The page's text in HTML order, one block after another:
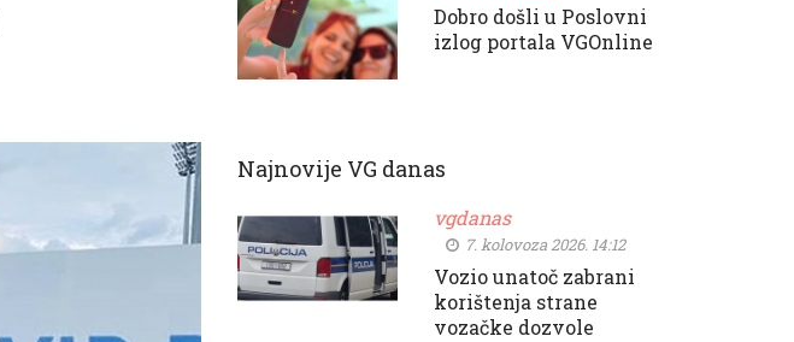
Dobro došli u Poslovni
izlog portala VGOnline
Najnovije VG danas
vgdanas
7. kolovoza 2026. 14:12
Vozio unatoč zabrani
korištenja strane
vozačke dozvole